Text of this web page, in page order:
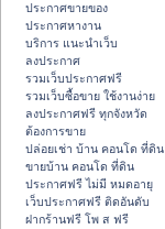
ประกาศขายของ
ประกาศหางาน
บริการ แนะนำเว็บ
ลงประกาศ
รวมเว็บประกาศฟรี
รวมเว็บซื้อขาย ใช้งานง่าย
ลงประกาศฟรี ทุกจังหวัด
ต้องการขาย
ปล่อยเช่า บ้าน คอนโด ที่ดิน
ขายบ้าน คอนโด ที่ดิน
ประกาศฟรี ไม่มี หมดอายุ
เว็บประกาศฟรี ติดอันดับ
ฝากร้านฟรี โพ ส ฟรี